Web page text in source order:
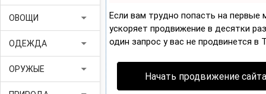
ОВОЩИ arrow_drop_down
ОДЕЖДА arrow_drop_down
ОРУЖЫЕ arrow_drop_down
Если вам трудно попасть на первые
ускоряет продвижение в десятки
один запрос у вас не продвинется в
Начать продвижение сайта